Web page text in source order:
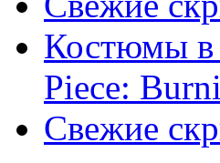
Костюмы в
Piece:
Свежие